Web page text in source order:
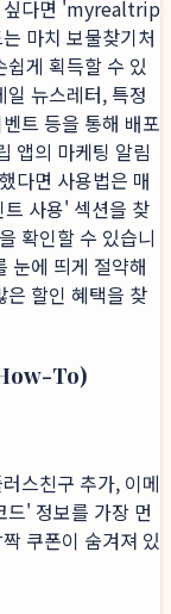
싶다면 'myrealtrip
마치 보물찾기처
게 획득할 수 있
뉴스레터, 특정
트 등을 통해 배포
앱의 마케팅 알림
다면 사용법은 매
사용' 섹션을 찾
확인할 수 있습니
눈에 띄게 절약해
은 할인 혜택을 찾
To)
스친구 추가, 이메
' 정보를 가장 먼
쿠폰이 숨겨져 있